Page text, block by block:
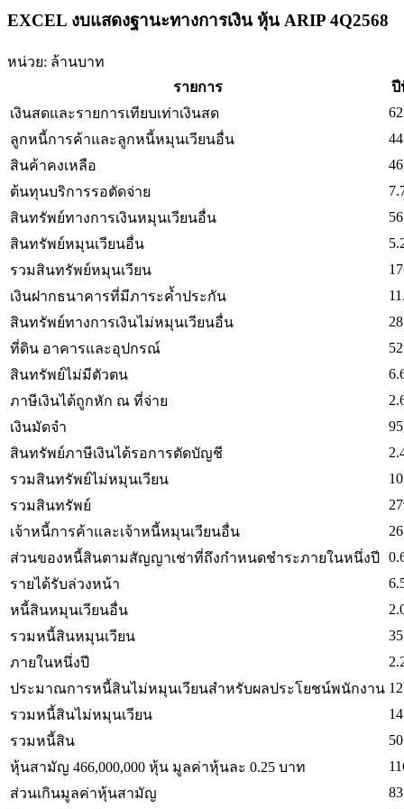
EXCEL งบแสดงฐานะทางการเงิน หุ้น ARIP 4Q2568
หน่วย: ล้านบาท
รายการ
ปี
เงินสดและรายการเทียบเท่าเงินสด
ลูกหนี้การค้าและลูกหนี้หมุนเวียนอื่น
สินค้าคงเหลือ
ต้นทุนบริการรอตัดจ่าย
สินทรัพย์ทางการเงินหมุนเวียนอื่น
สินทรัพย์หมุนเวียนอื่น
รวมสินทรัพย์หมุนเวียน
เงินฝากธนาคารที่มีภาระค้ำประกัน
สินทรัพย์ทางการเงินไม่หมุนเวียนอื่น
ที่ดิน อาคารและอุปกรณ์
สินทรัพย์ไม่มีตัวตน
ภาษีเงินได้ถูกหัก ณ ที่จ่าย
เงินมัดจำ
สินทรัพย์ภาษีเงินได้รอการตัดบัญชี
รวมสินทรัพย์ไม่หมุนเวียน
รวมสินทรัพย์
เจ้าหนี้การค้าและเจ้าหนี้หมุนเวียนอื่น
ส่วนของหนี้สินตามสัญญาเช่าที่ถึงกำหนดชำระภายในหนึ่งปี
รายได้รับล่วงหน้า
หนี้สินหมุนเวียนอื่น
รวมหนี้สินหมุนเวียน
ภายในหนึ่งปี
ประมาณการหนี้สินไม่หมุนเวียนสำหรับผลประโยชน์พนักงาน
รวมหนี้สินไม่หมุนเวียน
รวมหนี้สิน
หุ้นสามัญ 466,000,000 หุ้น มูลค่าหุ้นละ 0.25 บาท
ส่วนเกินมูลค่าหุ้นสามัญ